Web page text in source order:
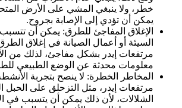
خطر، ولا ينبغي المشي على الأرض
يمكن أن تؤدي إلى الإصابة بجروح.
الإغلاق المفاجئ للطرق: يمكن أن
السيئة أو أعمال الصيانة في إغلاق
مرتفعات إيدر بشكل مفاجئ، لذلك من
معلومات محدثة عن الوضع الطبيعي
المخاطر الخطرة: لا ينصح بتجربة
مرتفعات إيدر، مثل التزحلق على
الشلالات، لأن ذلك يمكن أن يتسبب في